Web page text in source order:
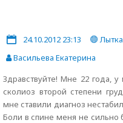
24.10.2012 23:13
Васильева Екатерина
Здравствуйте! Мне 22 года,
сколиоз второй степени
мне ставили диагноз
Боли в спине меня не сильно